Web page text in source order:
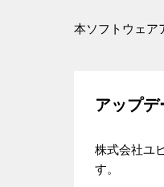
本ソフトウェア
アップ
株式会社ユ
す。